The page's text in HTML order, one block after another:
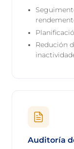
Redución
Auditoría